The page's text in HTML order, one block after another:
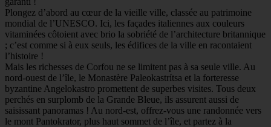
Plongez d’abord au cœur de la vieille ville, classée au patrimoine
mondial de l’UNESCO. Ici, les façades italiennes aux couleurs
vitaminées côtoient avec brio la sobriété de l’architecture britannique
; c’est comme si à eux seuls, les édifices de la ville en racontaient
l’histoire !
Mais les richesses de Corfou ne se limitent pas à sa seule ville. Au
nord-ouest de l’île, le Monastère Paleokastrítsa et la forteresse
byzantine Angelokastro promettent de superbes visites. Tous deux
perchés en surplomb de la Grande Bleue, ils assurent aussi de
saisissant panoramas ! Au nord-est, offrez-vous une randonnée vers
le mont Pantokrator, plus haut sommet de l’île, et partez à la